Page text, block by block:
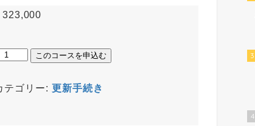
323,000
このコースを申込む
テゴリー: 更新手続き
3
4